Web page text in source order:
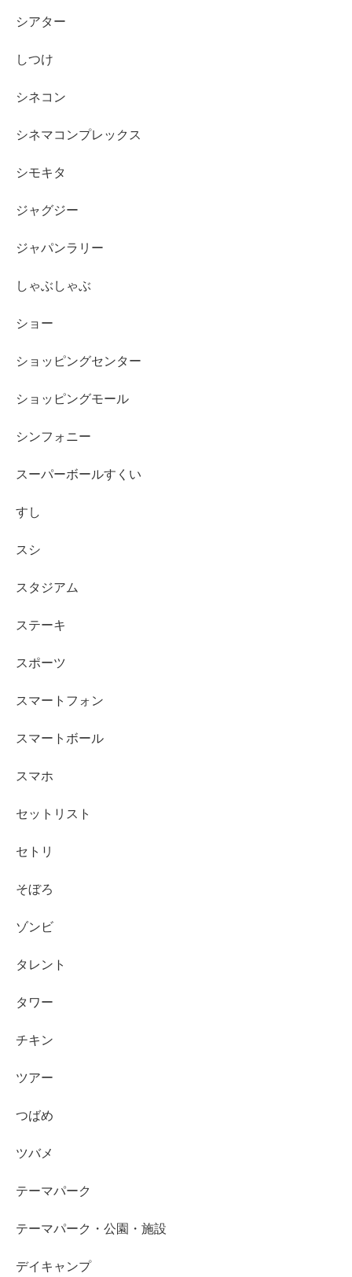
シアター
しつけ
シネコン
シネマコンプレックス
シモキタ
ジャグジー
ジャパンラリー
しゃぶしゃぶ
ショー
ショッピングセンター
ショッピングモール
シンフォニー
スーパーボールすくい
すし
スシ
スタジアム
ステーキ
スポーツ
スマートフォン
スマートボール
スマホ
セットリスト
セトリ
そぼろ
ゾンビ
タレント
タワー
チキン
ツアー
つばめ
ツバメ
テーマパーク
テーマパーク・公園・施設
デイキャンプ